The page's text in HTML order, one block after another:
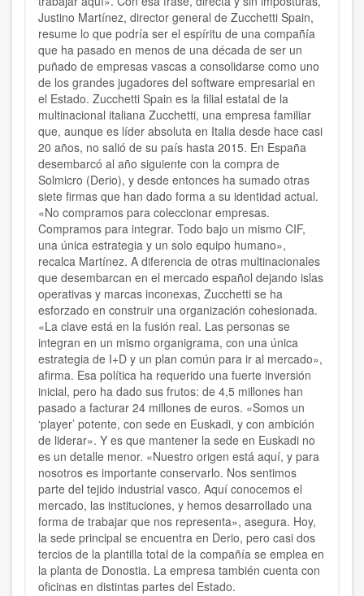
Justino Martínez, director general de Zucchetti Spain,
resume lo que podría ser el espíritu de una compañía
que ha pasado en menos de una década de ser un
puñado de empresas vascas a consolidarse como uno
de los grandes jugadores del software empresarial en
el Estado. Zucchetti Spain es la filial estatal de la
multinacional italiana Zucchetti, una empresa familiar
que, aunque es líder absoluta en Italia desde hace casi
20 años, no salió de su país hasta 2015. En España
desembarcó al año siguiente con la compra de
Solmicro (Derio), y desde entonces ha sumado otras
siete firmas que han dado forma a su identidad actual.
«No compramos para coleccionar empresas.
Compramos para integrar. Todo bajo un mismo CIF,
una única estrategia y un solo equipo humano»,
recalca Martínez. A diferencia de otras multinacionales
que desembarcan en el mercado español dejando islas
operativas y marcas inconexas, Zucchetti se ha
esforzado en construir una organización cohesionada.
«La clave está en la fusión real. Las personas se
integran en un mismo organigrama, con una única
estrategia de I+D y un plan común para ir al mercado»,
afirma. Esa política ha requerido una fuerte inversión
inicial, pero ha dado sus frutos: de 4,5 millones han
pasado a facturar 24 millones de euros. «Somos un
‘player’ potente, con sede en Euskadi, y con ambición
de liderar». Y es que mantener la sede en Euskadi no
es un detalle menor. «Nuestro origen está aquí, y para
nosotros es importante conservarlo. Nos sentimos
parte del tejido industrial vasco. Aquí conocemos el
mercado, las instituciones, y hemos desarrollado una
forma de trabajar que nos representa», asegura. Hoy,
la sede principal se encuentra en Derio, pero casi dos
tercios de la plantilla total de la compañía se emplea en
la planta de Donostia. La empresa también cuenta con
oficinas en distintas partes del Estado.